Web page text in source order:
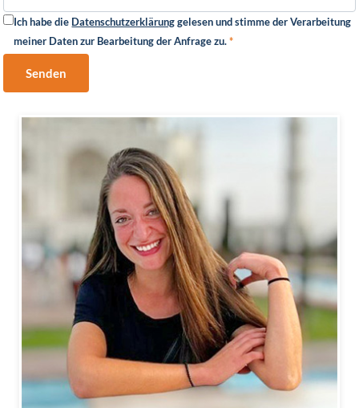
Ich habe die Datenschutzerklärunggelesen und stimme der Verarbeitung
meiner Daten zur Bearbeitung der Anfrage zu.*
Senden